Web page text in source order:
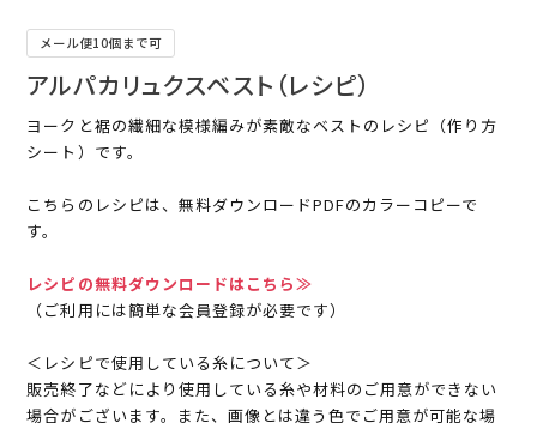
メール便10個まで可
アルパカリュクスベスト（レシピ）
ヨークと裾の繊細な模様編みが素敵なベストのレシピ（作り方
シート）です。
こちらのレシピは、無料ダウンロードPDFのカラーコピーで
す。
レシピの無料ダウンロードはこちら≫
（ご利用には簡単な会員登録が必要です）
＜レシピで使用している糸について＞
販売終了などにより使用している糸や材料のご用意ができない
場合がございます。また、画像とは違う色でご用意が可能な場